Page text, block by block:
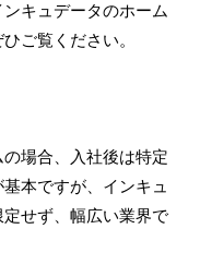
キュデータのホーム
ご覧ください。
場合、入社後は特定
本ですが、インキュ
せず、幅広い業界で